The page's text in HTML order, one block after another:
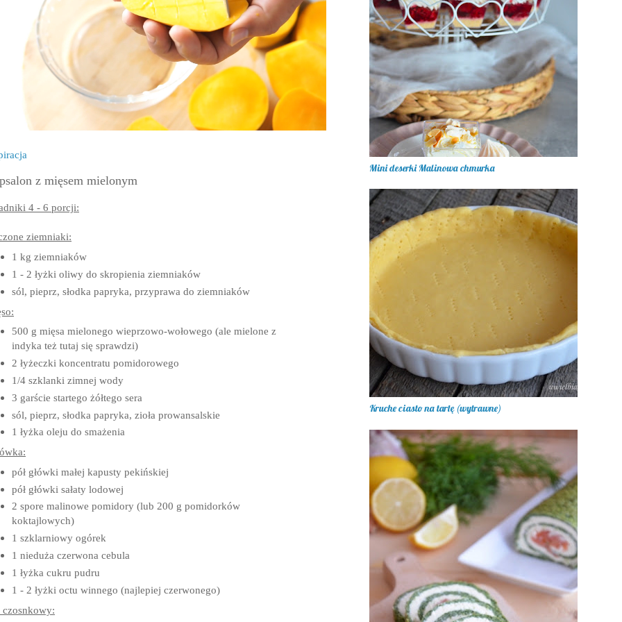
z mięsem mielonym
4 - 6 porcji:
ziemniaki:
1 kg ziemniaków
1 - 2 łyżki oliwy do skropienia ziemniaków
sól, pieprz, słodka papryka, przyprawa do ziemniaków
500 g mięsa mielonego wieprzowo-wołowego (ale mielone z
indyka też tutaj się sprawdzi)
2 łyżeczki koncentratu pomidorowego
1/4 szklanki zimnej wody
3 garście startego żółtego sera
sól, pieprz, słodka papryka, zioła prowansalskie
1 łyżka oleju do smażenia
pół główki małej kapusty pekińskiej
pół główki sałaty lodowej
2 spore malinowe pomidory (lub 200 g pomidorków
koktajlowych)
1 szklarniowy ogórek
1 nieduża czerwona cebula
1 łyżka cukru pudru
1 - 2 łyżki octu winnego (najlepiej czerwonego)
czosnkowy:
Mini deserki Malinowa chmurka
Kruche ciasto na tartę (wytrawne)